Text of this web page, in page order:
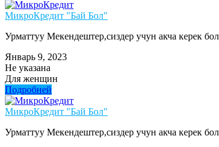
МикроКредит "Бай Бол"
Урматтуу Мекендештер,сиздер учун акча керек
Январь 9, 2023
Не указана
Для женщин
Подробней
МикроКредит "Бай Бол"
Урматтуу Мекендештер,сиздер учун акча керек